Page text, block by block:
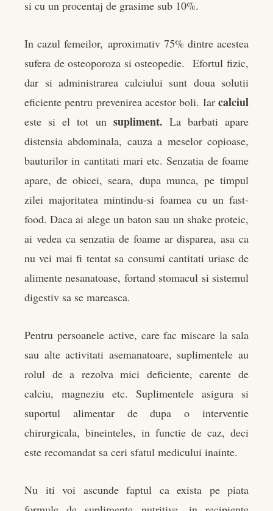
si cu un procentaj de grasime sub 10%.
In cazul femeilor, aproximativ 75% dintre acestea
sufera de osteoporoza si osteopedie. Efortul fizic,
dar si administrarea calciului sunt doua solutii
eficiente pentru prevenirea acestor boli. Iar calciul
este si el tot un supliment. La barbati apare
distensia abdominala, cauza a meselor copioase,
bauturilor in cantitati mari etc. Senzatia de foame
apare, de obicei, seara, dupa munca, pe timpul
zilei majoritatea mintindu-si foamea cu un fast-
food. Daca ai alege un baton sau un shake proteic,
ai vedea ca senzatia de foame ar disparea, asa ca
nu vei mai fi tentat sa consumi cantitati uriase de
alimente nesanatoase, fortand stomacul si sistemul
digestiv sa se mareasca.
Pentru persoanele active, care fac miscare la sala
sau alte activitati asemanatoare, suplimentele au
rolul de a rezolva mici deficiente, carente de
calciu, magneziu etc. Suplimentele asigura si
suportul alimentar de dupa o interventie
chirurgicala, bineinteles, in functie de caz, deci
este recomandat sa ceri sfatul medicului inainte.
Nu iti voi ascunde faptul ca exista pe piata